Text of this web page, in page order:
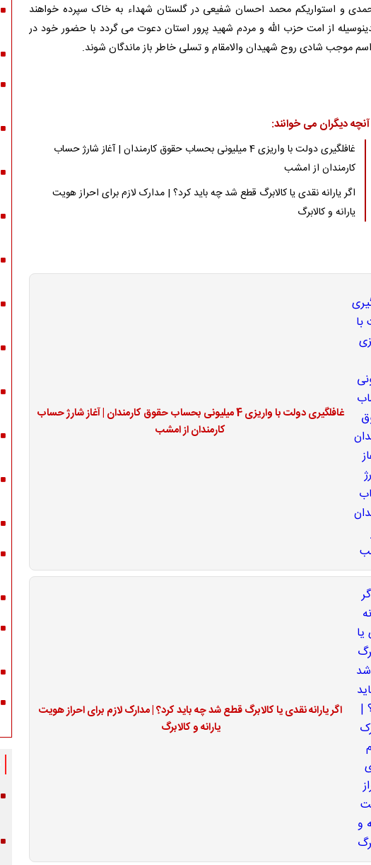
و استواریکم محمد احسان شفیعی در گلستان شهداء به خاک سپرده خواهند
از امت حزب الله و مردم شهید پرور استان دعوت می گردد با حضور خود در
موجب شادی روح شهیدان والامقام و تسلی خاطر باز ماندگان شوند.
آنچه دیگران می خوانند:
غافلگیری دولت با واریزی 4 میلیونی بحساب حقوق کارمندان | آغاز شارژ حساب
کارمندان از امشب
اگر یارانه نقدی یا کالابرگ قطع شد چه باید کرد؟ | مدارک لازم برای احراز هویت
یارانه و کالابرگ
غافلگیری دولت با واریزی 4 میلیونی بحساب حقوق کارمندان | آغاز شارژ حساب
کارمندان از امشب
اگر یارانه نقدی یا کالابرگ قطع شد چه باید کرد؟ | مدارک لازم برای احراز هویت
یارانه و کالابرگ